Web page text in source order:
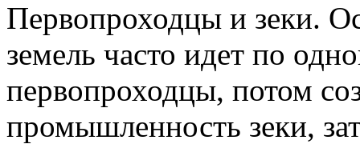
Первопроходцы и зеки.
земель часто идет по
первопроходцы, потом
промышленность зеки,